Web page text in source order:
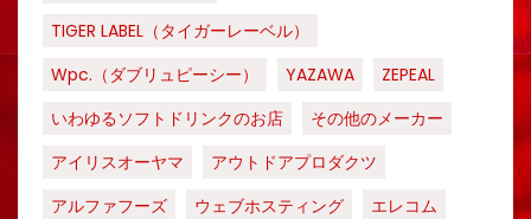
TIGER LABEL（タイガーレーベル）
Wpc.（ダブリュピーシー）
YAZAWA
ZEPEAL
いわゆるソフトドリンクのお店
その他のメーカー
アイリスオーヤマ
アウトドアプロダクツ
アルファフーズ
ウェブホスティング
エレコム